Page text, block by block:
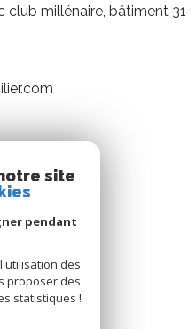
club millénaire, bâtiment 31
site
pendant
des
proposer des
statistiques !